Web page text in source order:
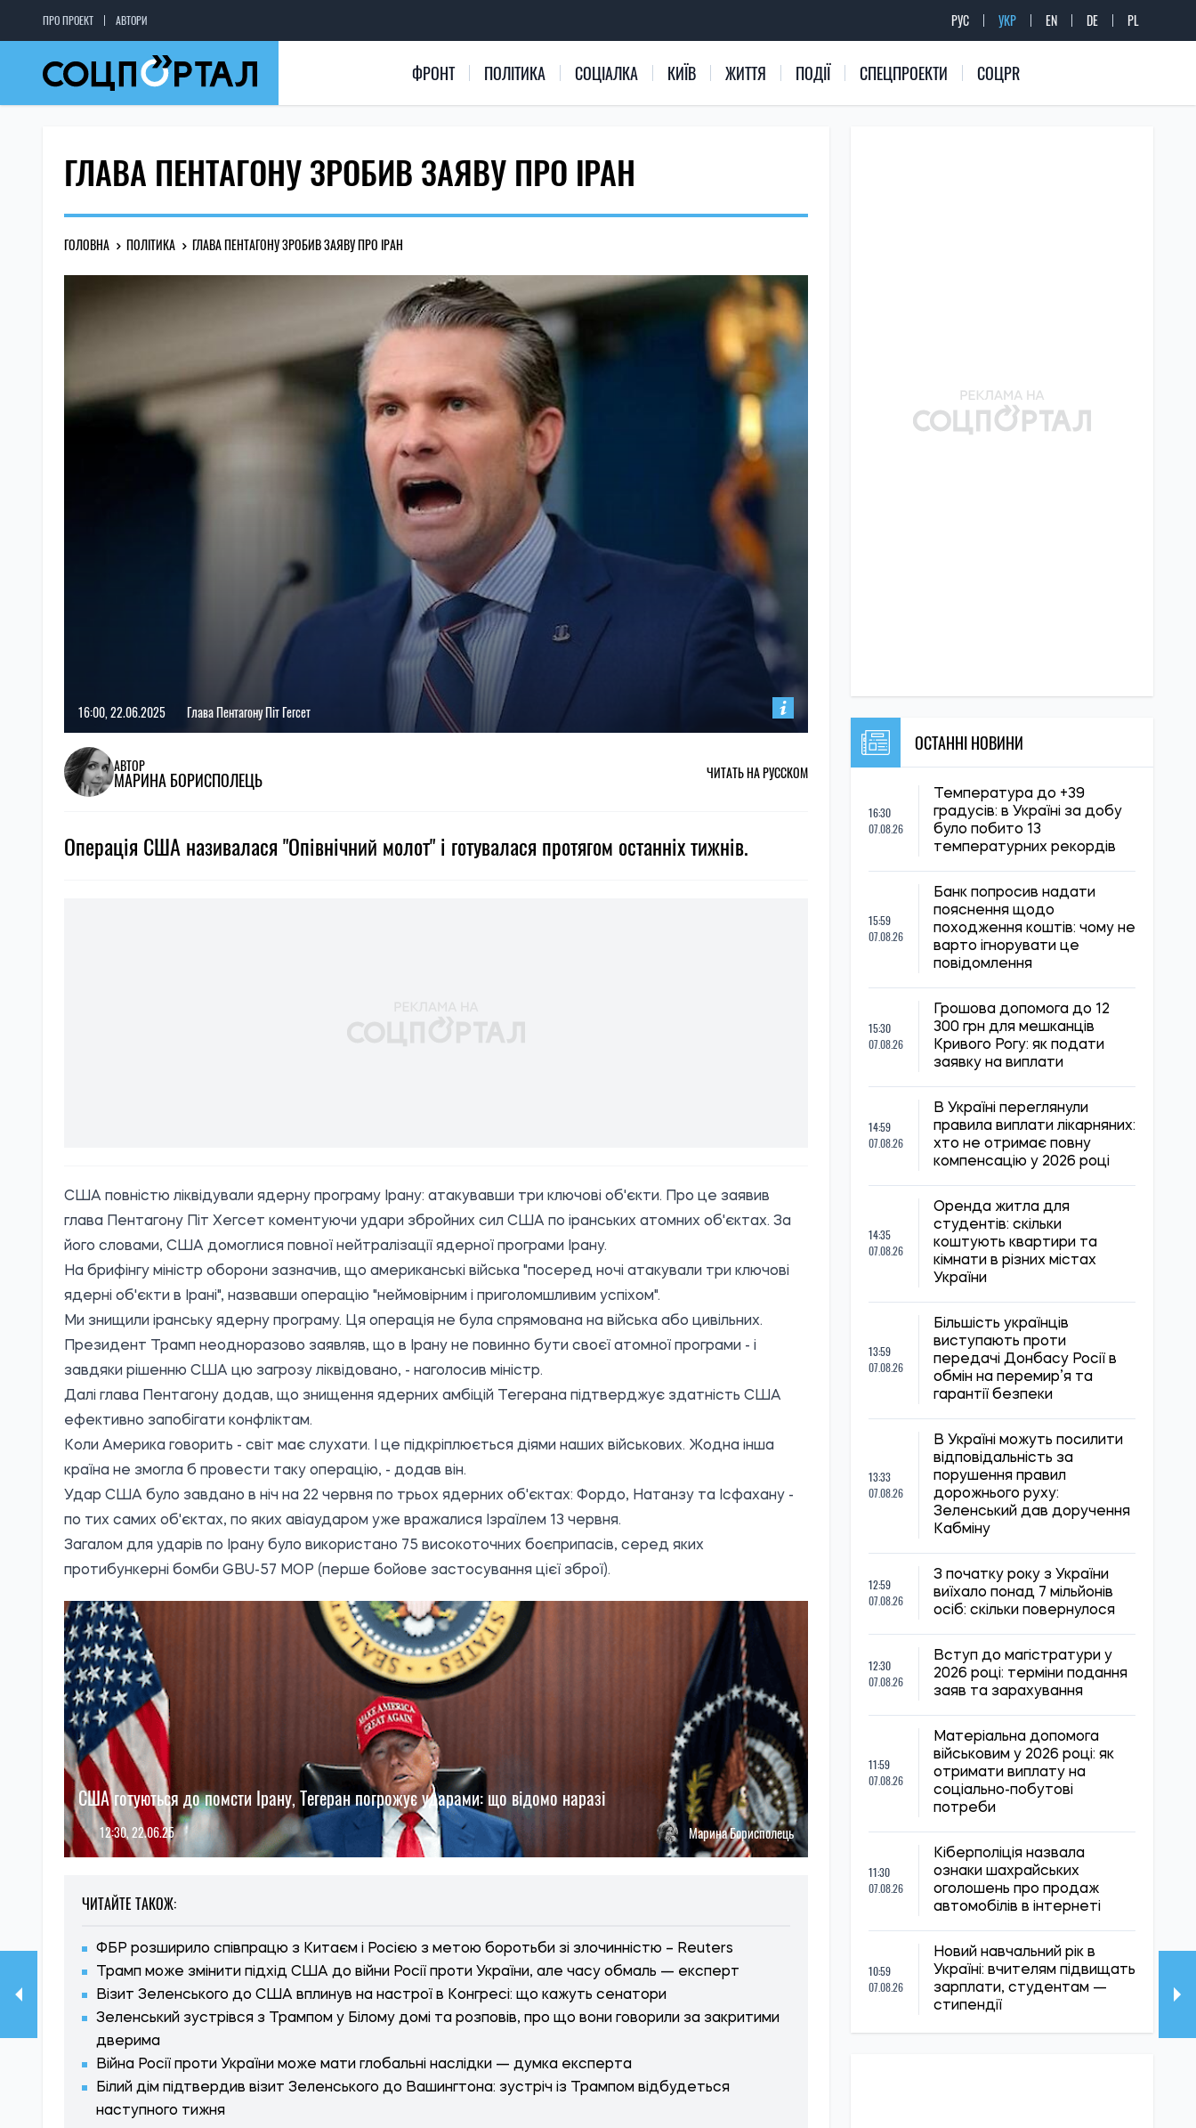
ПРО ПРОЕКТ АВТОРИ РУС УКР EN DE PL
ФРОНТ ПОЛІТИКА СОЦІАЛКА КИЇВ ЖИТТЯ ПОДІЇ СПЕЦПРОЕКТИ СОЦPR
ГЛАВА ПЕНТАГОНУ ЗРОБИВ ЗАЯВУ ПРО ІРАН
ГОЛОВНА ПОЛІТИКА ГЛАВА ПЕНТАГОНУ ЗРОБИВ ЗАЯВУ ПРО ІРАН
16:00, 22.06.2025 Глава Пентагону Піт Гегсет
АВТОР
МАРИНА БОРИСПОЛЕЦЬ ЧИТАТЬ НА РУССКОМ
Операція США називалася "Опівнічний молот" і готувалася протягом останніх тижнів.
США повністю ліквідували ядерну програму Ірану: атакувавши три ключові об'єкти. Про це заявив
глава Пентагону Піт Хегсет коментуючи удари збройних сил США по іранських атомних об'єктах. За
його словами, США домоглися повної нейтралізації ядерної програми Ірану.
На брифінгу міністр оборони зазначив, що американські війська "посеред ночі атакували три ключові
ядерні об'єкти в Ірані", назвавши операцію "неймовірним і приголомшливим успіхом".
Ми знищили іранську ядерну програму. Ця операція не була спрямована на війська або цивільних.
Президент Трамп неодноразово заявляв, що в Ірану не повинно бути своєї атомної програми - і
завдяки рішенню США цю загрозу ліквідовано, - наголосив міністр.
Далі глава Пентагону додав, що знищення ядерних амбіцій Тегерана підтверджує здатність США
ефективно запобігати конфліктам.
Коли Америка говорить - світ має слухати. І це підкріплюється діями наших військових. Жодна інша
країна не змогла б провести таку операцію, - додав він.
Удар США було завдано в ніч на 22 червня по трьох ядерних об'єктах: Фордо, Натанзу та Ісфахану -
по тих самих об'єктах, по яких авіаударом уже вражалися Ізраїлем 13 червня.
Загалом для ударів по Ірану було використано 75 високоточних боєприпасів, серед яких
протибункерні бомби GBU-57 MOP (перше бойове застосування цієї зброї).
США готуються до помсти Ірану, Тегеран погрожує ударами: що відомо наразі
12:30, 22.06.25 Марина Борисполець
ЧИТАЙТЕ ТАКОЖ:
ФБР розширило співпрацю з Китаєм і Росією з метою боротьби зі злочинністю – Reuters
Трамп може змінити підхід США до війни Росії проти України, але часу обмаль — експерт
Візит Зеленського до США вплинув на настрої в Конгресі: що кажуть сенатори
Зеленський зустрівся з Трампом у Білому домі та розповів, про що вони говорили за закритими
дверима
Війна Росії проти України може мати глобальні наслідки — думка експерта
Білий дім підтвердив візит Зеленського до Вашингтона: зустріч із Трампом відбудеться
наступного тижня
ОСТАННІ НОВИНИ
16:30
07.08.26
Температура до +39
градусів: в Україні за добу
було побито 13
температурних рекордів
15:59
07.08.26
Банк попросив надати
пояснення щодо
походження коштів: чому не
варто ігнорувати це
повідомлення
15:30
07.08.26
Грошова допомога до 12
300 грн для мешканців
Кривого Рогу: як подати
заявку на виплати
14:59
07.08.26
В Україні переглянули
правила виплати лікарняних:
хто не отримає повну
компенсацію у 2026 році
14:35
07.08.26
Оренда житла для
студентів: скільки
коштують квартири та
кімнати в різних містах
України
13:59
07.08.26
Більшість українців
виступають проти
передачі Донбасу Росії в
обмін на перемир’я та
гарантії безпеки
13:33
07.08.26
В Україні можуть посилити
відповідальність за
порушення правил
дорожнього руху:
Зеленський дав доручення
Кабміну
12:59
07.08.26
З початку року з України
виїхало понад 7 мільйонів
осіб: скільки повернулося
12:30
07.08.26
Вступ до магістратури у
2026 році: терміни подання
заяв та зарахування
11:59
07.08.26
Матеріальна допомога
військовим у 2026 році: як
отримати виплату на
соціально-побутові
потреби
11:30
07.08.26
Кіберполіція назвала
ознаки шахрайських
оголошень про продаж
автомобілів в інтернеті
10:59
07.08.26
Новий навчальний рік в
Україні: вчителям підвищать
зарплати, студентам —
стипендії